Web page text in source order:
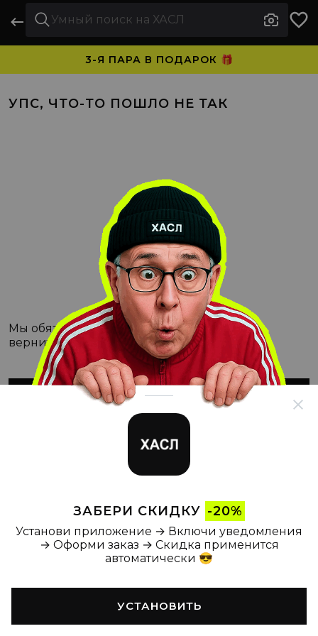
ЗАБЕРИ СКИДКУ -20%
Установи приложение → Включи уведомления
→ Оформи заказ → Скидка применится
автоматически 😎
УСТАНОВИТЬ
3-Я ПАРА В ПОДАРОК 🎁
УПС, ЧТО-ТО ПОШЛО НЕ ТАК
Мы обязательно с этим разберёмся, а пока
вернитесь на Главную
ВЕРНУТЬСЯ НА ГЛАВНУЮ
Главная Каталог Корзина Новости Профиль